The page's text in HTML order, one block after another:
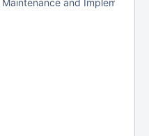
Maintenance and Implementation